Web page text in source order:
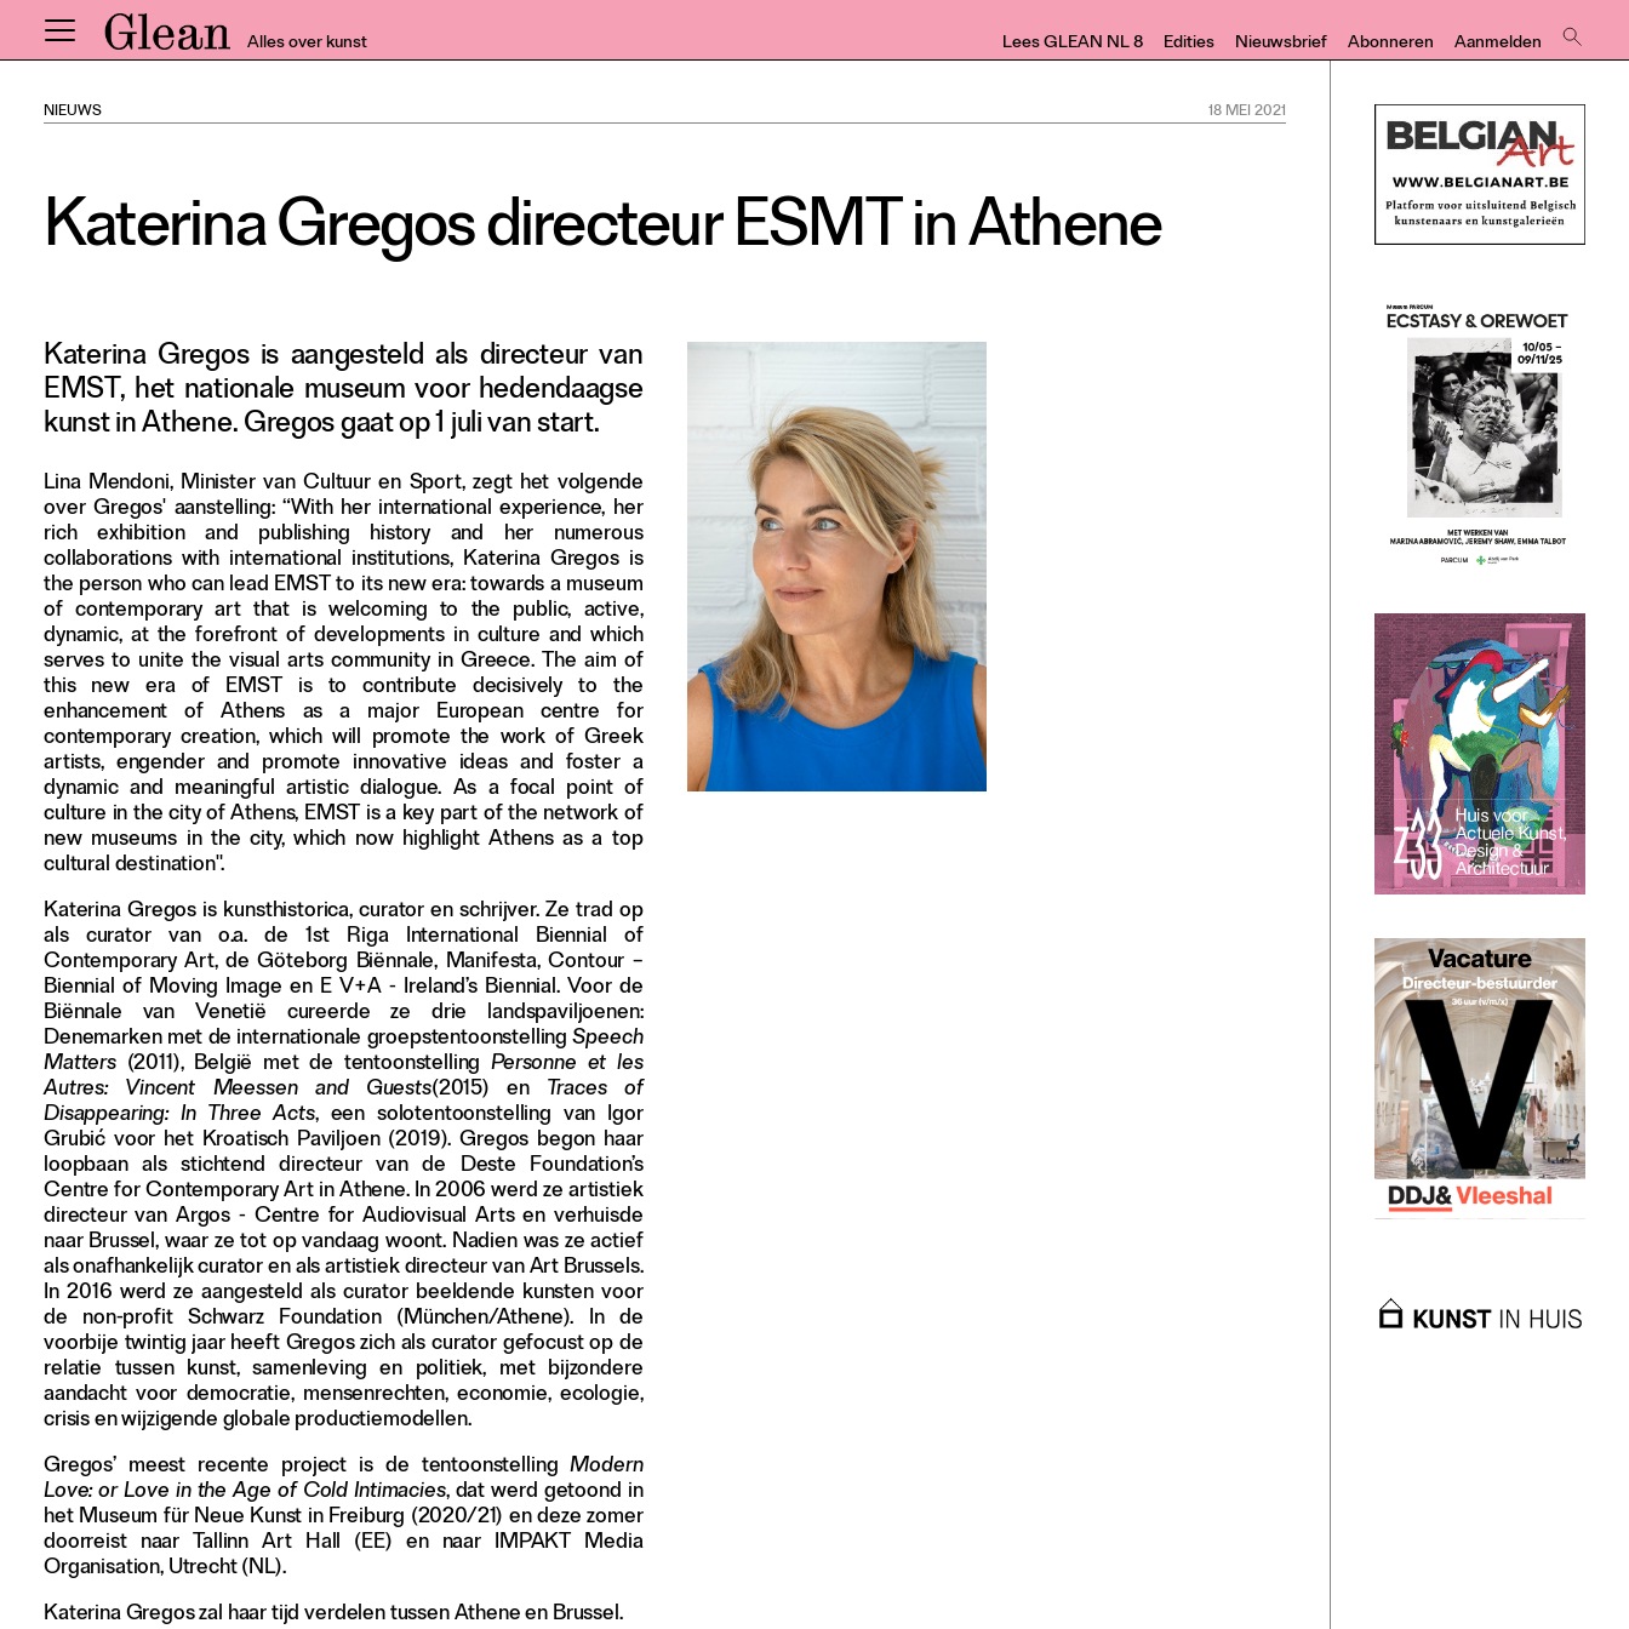
Alles over kunst Lees GLEAN NL 8 Edities Nieuwsbrief Abonneren Aanmelden
Home
Expo
Interviews
Meer rubrieken
Aanmelden
Abonneren
Adverteren
Nieuwsbrief
Over GLEAN
Contact
Waar is GLEAN te koop
Privacy
Instagram
Facebook
NIEUWS 18 MEI 2021
Katerina Gregos directeur ESMT in Athene
Katerina Gregos is aangesteld als directeur van
EMST, het nationale museum voor hedendaagse
kunst in Athene. Gregos gaat op 1 juli van start.
Lina Mendoni, Minister van Cultuur en Sport, zegt het volgende
over Gregos' aanstelling: “With her international experience, her
rich exhibition and publishing history and her numerous
collaborations with international institutions, Katerina Gregos is
the person who can lead EMST to its new era: towards a museum
of contemporary art that is welcoming to the public, active,
dynamic, at the forefront of developments in culture and which
serves to unite the visual arts community in Greece. The aim of
this new era of EMST is to contribute decisively to the
enhancement of Athens as a major European centre for
contemporary creation, which will promote the work of Greek
artists, engender and promote innovative ideas and foster a
dynamic and meaningful artistic dialogue. As a focal point of
culture in the city of Athens, EMST is a key part of the network of
new museums in the city, which now highlight Athens as a top
cultural destination".
Katerina Gregos is kunsthistorica, curator en schrijver. Ze trad op
als curator van o.a. de 1st Riga International Biennial of
Contemporary Art, de Göteborg Biënnale, Manifesta, Contour –
Biennial of Moving Image en E V+A - Ireland’s Biennial. Voor de
Biënnale van Venetië cureerde ze drie landspaviljoenen:
Denemarken met de internationale groepstentoonstellingSpeech
Matters(2011), België met de tentoonstellingPersonne et les
Autres: Vincent Meessen and Guests(2015) en Traces of
Disappearing: In Three Acts, een solotentoonstelling van Igor
Grubić voor het Kroatisch Paviljoen (2019). Gregos begon haar
loopbaan als stichtend directeur van de Deste Foundation’s
Centre for Contemporary Art in Athene. In 2006 werd ze artistiek
directeur van Argos - Centre for Audiovisual Arts en verhuisde
naar Brussel, waar ze tot op vandaag woont. Nadien was ze actief
als onafhankelijk curator en als artistiek directeur van Art Brussels.
In 2016 werd ze aangesteld als curator beeldende kunsten voor
de non-profit Schwarz Foundation (München/Athene). In de
voorbije twintig jaar heeft Gregos zich als curator gefocust op de
relatie tussen kunst, samenleving en politiek, met bijzondere
aandacht voor democratie, mensenrechten, economie, ecologie,
crisis en wijzigende globale productiemodellen.
Gregos’ meest recente project is de tentoonstellingModern
Love: or Love in the Age of Cold Intimacies, dat werd getoond in
het Museum für Neue Kunst in Freiburg (2020/21) en deze zomer
doorreist naar Tallinn Art Hall (EE) en naar IMPAKT Media
Organisation, Utrecht (NL).
Katerina Gregos zal haar tijd verdelen tussen Athene en Brussel.